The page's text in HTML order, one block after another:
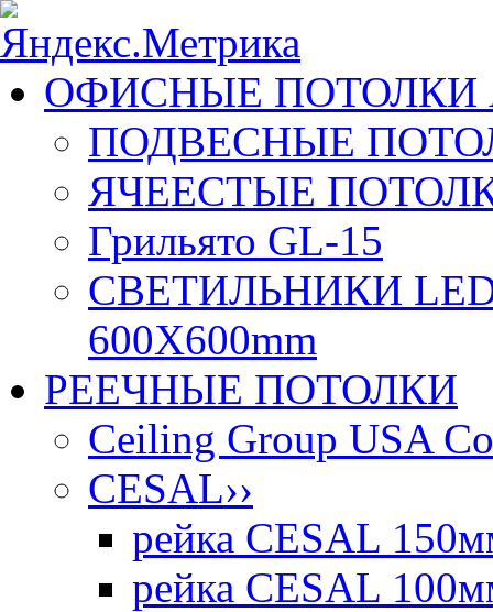
ОФИСНЫЕ ПОТОЛКИ
ПОДВЕСНЫЕ
ЯЧЕЕСТЫЕ
Грильято GL-15
СВЕТИЛЬНИКИ
600X600mm
РЕЕЧНЫЕ ПОТОЛКИ
Ceiling Group USA
CESAL››
рейка CESAL
рейка CESAL